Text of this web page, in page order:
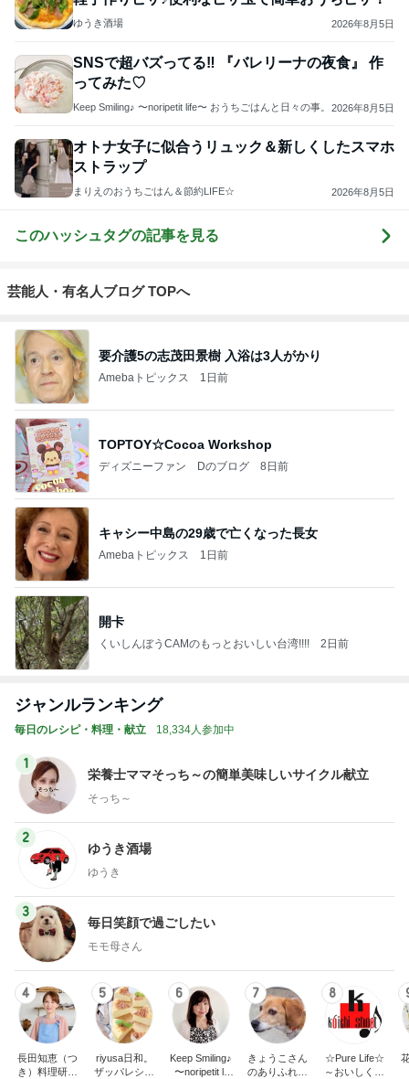
ゆうき酒場 2026年8月5日
SNSで超バズってる‼︎ 『バレリーナの夜食』 作
ってみた♡
Keep Smiling♪ 〜noripetit life〜 おうちごはんと日々の事。 2026年8月5日
オトナ女子に似合うリュック＆新しくしたスマホ
ストラップ
まりえのおうちごはん＆節約LIFE☆ 2026年8月5日
このハッシュタグの記事を見る
芸能人・有名人ブログ TOPへ
要介護5の志茂田景樹 入浴は3人がかり
Amebaトピックス 1日前
TOPTOY☆Cocoa Workshop
ディズニーファン Dのブログ 8日前
キャシー中島の29歳で亡くなった長女
Amebaトピックス 1日前
開卡
くいしんぼうCAMのもっとおいしい台湾!!!! 2日前
ジャンルランキング
毎日のレシピ・料理・献立 18,334人参加中
1
栄養士ママそっち～の簡単美味しいサイクル献立
そっち～
2
ゆうき酒場
ゆうき
3
毎日笑顔で過ごしたい
モモ母さん
4
長田知恵（つ
き）料理研究
5
riyusa日和。
ザッパレシピ
6
Keep Smiling♪
〜noripetit lif
7
きょうこさん
のありふれた
8
☆Pure Life☆
～おいしく、